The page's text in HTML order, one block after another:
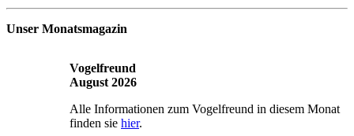
Unser Monatsmagazin
Vogelfreund
August 2026
Alle Informationen zum Vogelfreund in diesem Monat
finden sie hier.